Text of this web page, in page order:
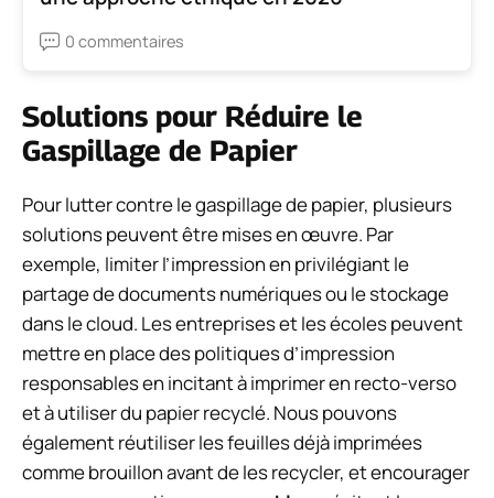
0 commentaires
Solutions pour Réduire le
Gaspillage de Papier
Pour lutter contre le gaspillage de papier, plusieurs
solutions peuvent être mises en œuvre. Par
exemple, limiter l’impression en privilégiant le
partage de documents numériques ou le stockage
dans le cloud. Les entreprises et les écoles peuvent
mettre en place des politiques d’impression
responsables en incitant à imprimer en recto-verso
et à utiliser du papier recyclé. Nous pouvons
également réutiliser les feuilles déjà imprimées
comme brouillon avant de les recycler, et encourager